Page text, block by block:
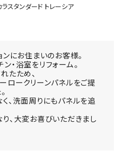
ラスタンダード トレーシア
にお住まいのお客様。
・浴室をリフォーム。
たため、
ロークリーンパネルをご提
、洗面周りにもパネルを追
、大変お喜びいただきまし